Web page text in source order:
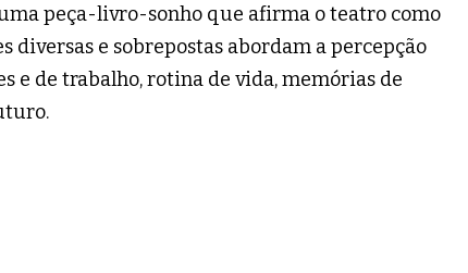
peça-livro-sonho que afirma o teatro como
diversas e sobrepostas abordam a percepção
e de trabalho, rotina de vida, memórias de